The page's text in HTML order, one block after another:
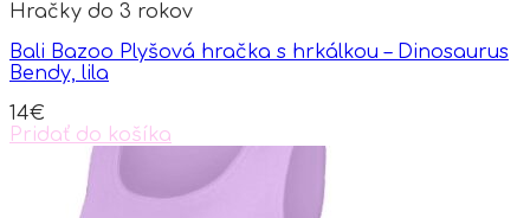
The
may
be
on
the
Hračky do 3 rokov
Bali Bazoo Plyšová hračka s hrkálkou – Dinosaurus
Bendy, lila
14€
Pridať do košíka